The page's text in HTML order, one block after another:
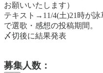
お願いいたします）
テキスト→11/4(土)21時が詠
で選歌・感想の投稿期間。
〆切後に結果発表
募集人数：